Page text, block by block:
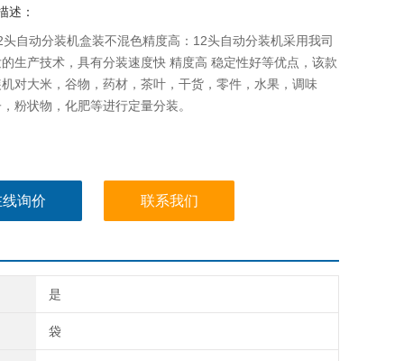
述：
自动分装机盒装不混色精度高：12头自动分装机​采用我司
生产技术，具有分装速度快 精度高 稳定性好等优点，该款
对大米，谷物，药材，茶叶，干货，零件，水果，调味
粉状物，化肥等进行定量分装。
询价 联系我们
是
袋